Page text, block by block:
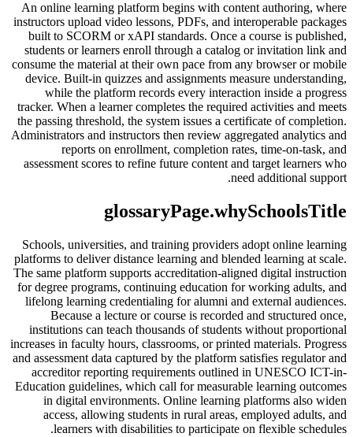
An online learning platform begins with content authoring, where
instructors upload video lessons, PDFs, and interoperable packages
built to SCORM or xAPI standards. Once a course is published,
students or learners enroll through a catalog or invitation link and
consume the material at their own pace from any browser or mobile
device. Built-in quizzes and assignments measure understanding,
while the platform records every interaction inside a progress
tracker. When a learner completes the required activities and meets
the passing threshold, the system issues a certificate of completion.
Administrators and instructors then review aggregated analytics and
reports on enrollment, completion rates, time-on-task, and
assessment scores to refine future content and target learners who
need additional support.
glossaryPage.whySchoolsTitle
Schools, universities, and training providers adopt online learning
platforms to deliver distance learning and blended learning at scale.
The same platform supports accreditation-aligned digital instruction
for degree programs, continuing education for working adults, and
lifelong learning credentialing for alumni and external audiences.
Because a lecture or course is recorded and structured once,
institutions can teach thousands of students without proportional
increases in faculty hours, classrooms, or printed materials. Progress
and assessment data captured by the platform satisfies regulator and
accreditor reporting requirements outlined in UNESCO ICT-in-
Education guidelines, which call for measurable learning outcomes
in digital environments. Online learning platforms also widen
access, allowing students in rural areas, employed adults, and
learners with disabilities to participate on flexible schedules.